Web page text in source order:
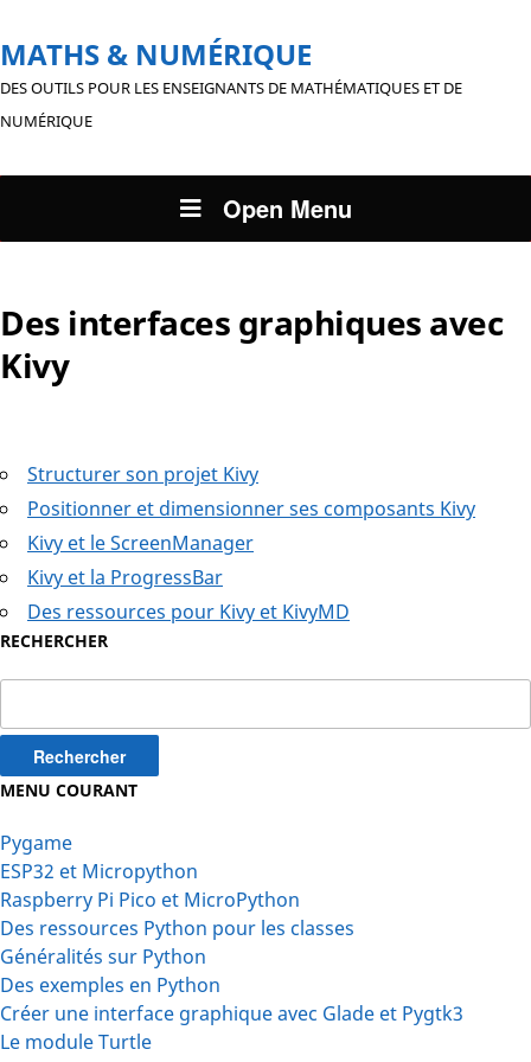
MATHS & NUMÉRIQUE
DES OUTILS POUR LES ENSEIGNANTS DE MATHÉMATIQUES ET DE
NUMÉRIQUE
Open Menu
RECHERCHER
MENU COURANT
Pygame
ESP32 et Micropython
Raspberry Pi Pico et MicroPython
Des ressources Python pour les classes
Généralités sur Python
Des exemples en Python
Créer une interface graphique avec Glade et Pygtk3
Le module Turtle
Des interfaces graphiques avec
Kivy
Structurer son projet Kivy
Positionner et dimensionner ses composants Kivy
Kivy et le ScreenManager
Kivy et la ProgressBar
Des ressources pour Kivy et KivyMD